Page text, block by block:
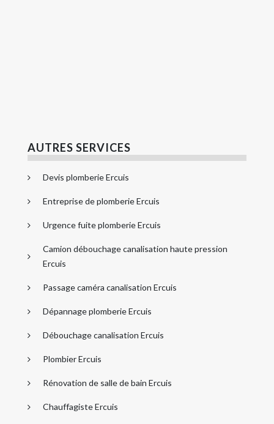
AUTRES SERVICES
Devis plomberie Ercuis
Entreprise de plomberie Ercuis
Urgence fuite plomberie Ercuis
Camion débouchage canalisation haute pression
Ercuis
Passage caméra canalisation Ercuis
Dépannage plomberie Ercuis
Débouchage canalisation Ercuis
Plombier Ercuis
Rénovation de salle de bain Ercuis
Chauffagiste Ercuis